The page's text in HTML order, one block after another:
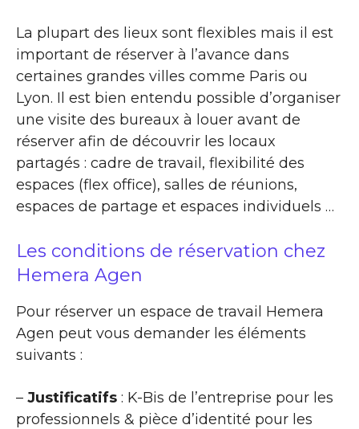
La plupart des lieux sont flexibles mais il est
important de réserver à l’avance dans
certaines grandes villes comme Paris ou
Lyon. Il est bien entendu possible d’organiser
une visite des bureaux à louer avant de
réserver afin de découvrir les locaux
partagés : cadre de travail, flexibilité des
espaces (flex office), salles de réunions,
espaces de partage et espaces individuels …
Les conditions de réservation chez
Hemera Agen
Pour réserver un espace de travail Hemera
Agen peut vous demander les éléments
suivants :
– Justificatifs : K-Bis de l’entreprise pour les
professionnels & pièce d’identité pour les